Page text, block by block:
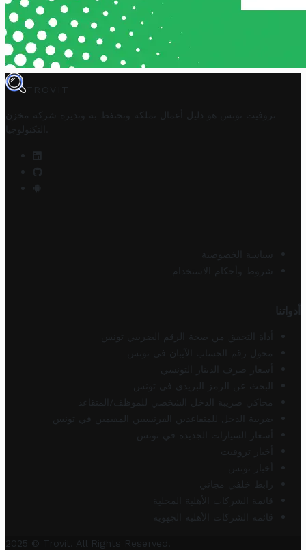
TROVIT
تروفيت تونس هو دليل أعمال تملكه وتحتفظ به وتديره
شركة مخزن
التكنولوجيا
سياسة الخصوصية
شروط وأحكام الاستخدام
أدواتنا
أداة التحقق من صحة الرقم الضريبي تونس
محول رقم الحساب الآيبان في تونس
أسعار صرف الدينار التونسي
البحث عن الرمز البريدي في تونس
محاكي ضريبة الدخل الشخصي للموظف/المتقاعد
ضريبة الدخل للمتقاعدين الفرنسيين المقيمين في تونس
أسعار السيارات الجديدة في تونس
أخبار تروفيت
أخبار تونس
رابط خلفي مجاني
قائمة الشركات الأهلية المحلية
قائمة الشركات الأهلية الجهوية
2025 © Trovit. All Rights Reserved.